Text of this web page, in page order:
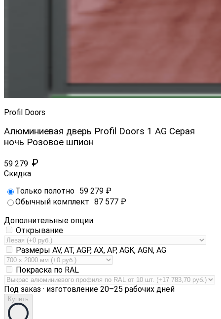
Profil Doors
Алюминиевая дверь Profil Doors 1 AG Серая
ночь Розовое шпион
59 279 ₽
Скидка
Только полотно 59 279 ₽
Обычный комплект 87 577 ₽
Дополнительные опции:
Открывание
Размеры AV, AT, AGP, AX, AP, AGK, AGN, AG
Покраска по RAL
Под заказ · изготовление 20–25 рабочих дней
Купить